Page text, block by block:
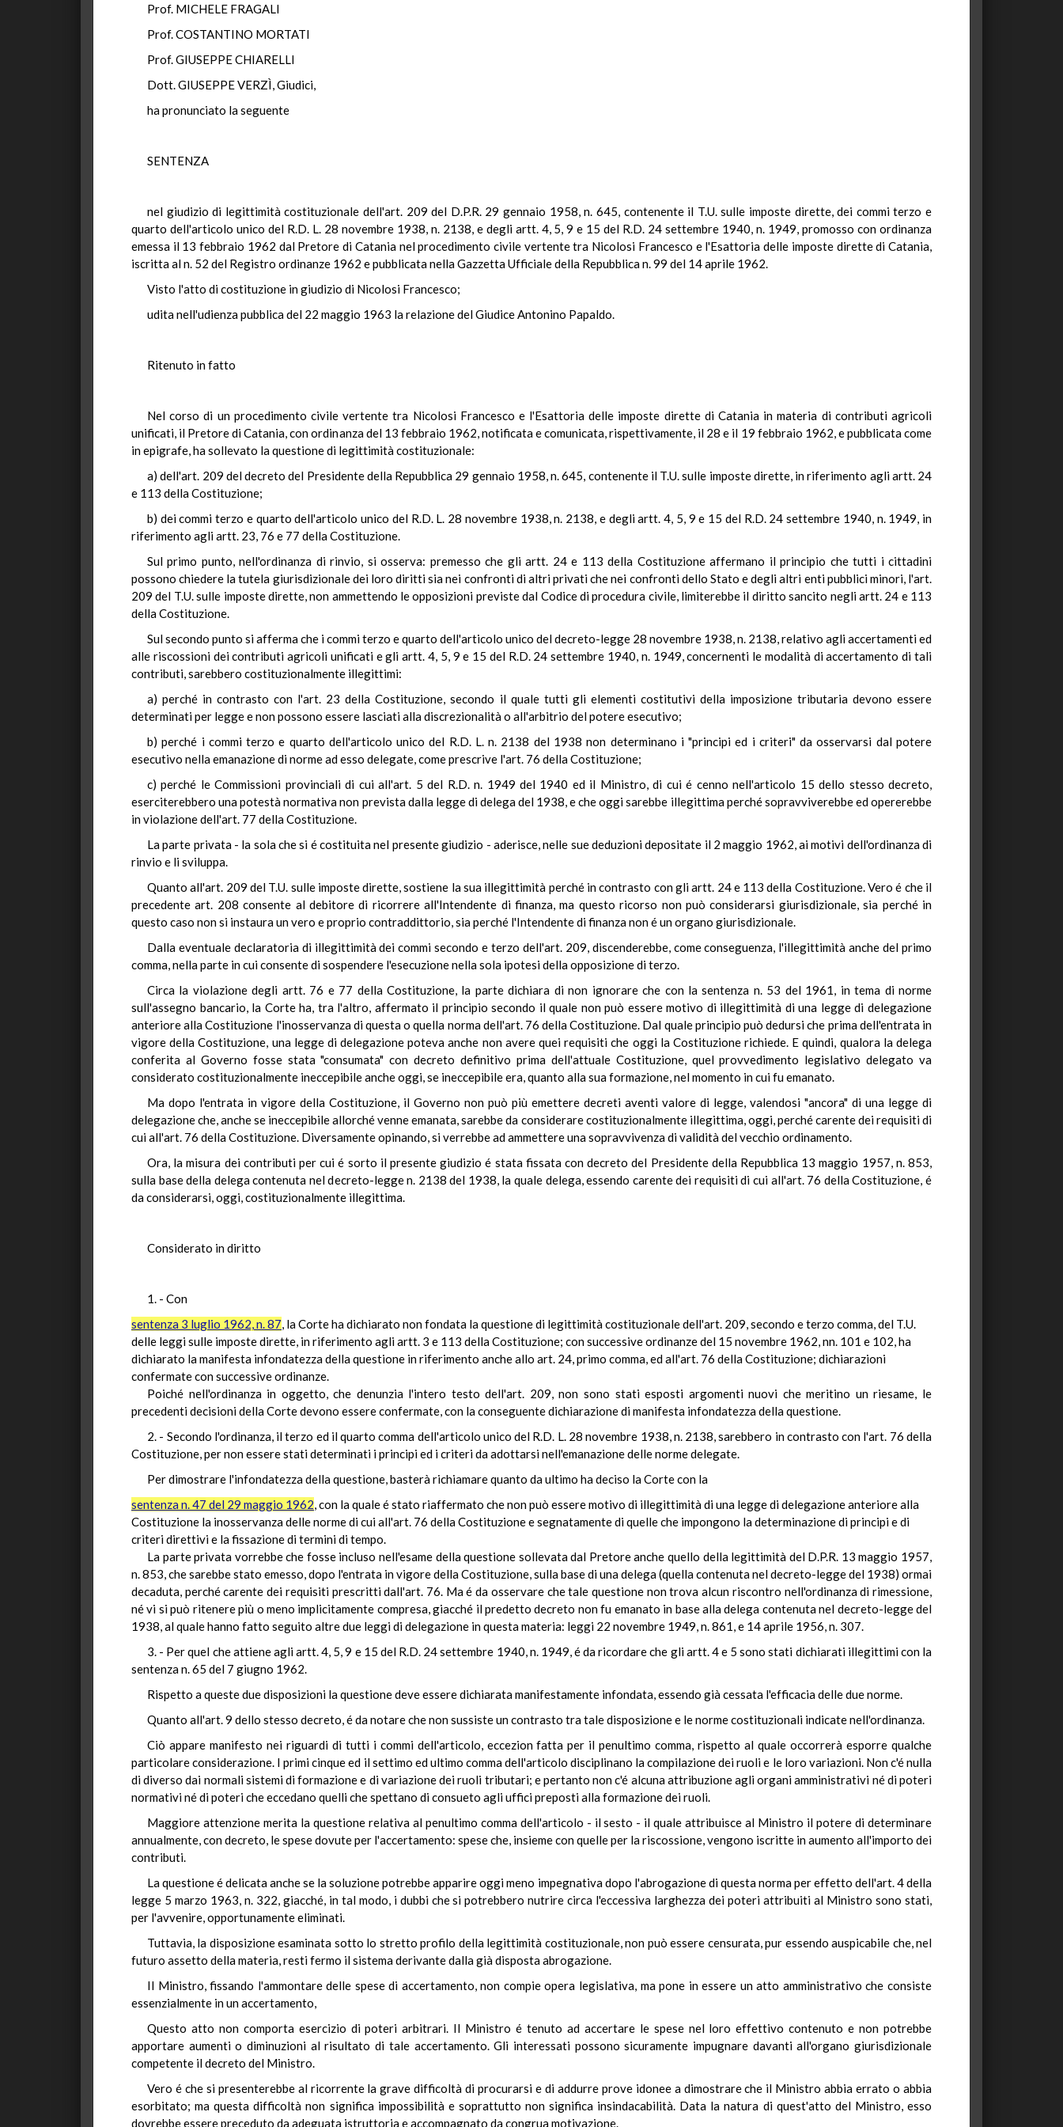
Prof. MICHELE FRAGALI
Prof. COSTANTINO MORTATI
Prof. GIUSEPPE CHIARELLI
Dott. GIUSEPPE VERZÌ, Giudici,
ha pronunciato la seguente
SENTENZA
nel giudizio di legittimità costituzionale dell'art. 209 del D.P.R. 29 gennaio 1958, n. 645, contenente il T.U. sulle imposte dirette, dei commi terzo e
quarto dell'articolo unico del R.D. L. 28 novembre 1938, n. 2138, e degli artt. 4, 5, 9 e 15 del R.D. 24 settembre 1940, n. 1949, promosso con ordinanza
emessa il 13 febbraio 1962 dal Pretore di Catania nel procedimento civile vertente tra Nicolosi Francesco e l'Esattoria delle imposte dirette di Catania,
iscritta al n. 52 del Registro ordinanze 1962 e pubblicata nella Gazzetta Ufficiale della Repubblica n. 99 del 14 aprile 1962.
Visto l'atto di costituzione in giudizio di Nicolosi Francesco;
udita nell'udienza pubblica del 22 maggio 1963 la relazione del Giudice Antonino Papaldo.
Ritenuto in fatto
Nel corso di un procedimento civile vertente tra Nicolosi Francesco e l'Esattoria delle imposte dirette di Catania in materia di contributi agricoli
unificati, il Pretore di Catania, con ordinanza del 13 febbraio 1962, notificata e comunicata, rispettivamente, il 28 e il 19 febbraio 1962, e pubblicata come
in epigrafe, ha sollevato la questione di legittimità costituzionale:
a) dell'art. 209 del decreto del Presidente della Repubblica 29 gennaio 1958, n. 645, contenente il T.U. sulle imposte dirette, in riferimento agli artt. 24
e 113 della Costituzione;
b) dei commi terzo e quarto dell'articolo unico del R.D. L. 28 novembre 1938, n. 2138, e degli artt. 4, 5, 9 e 15 del R.D. 24 settembre 1940, n. 1949, in
riferimento agli artt. 23, 76 e 77 della Costituzione.
Sul primo punto, nell'ordinanza di rinvio, si osserva: premesso che gli artt. 24 e 113 della Costituzione affermano il principio che tutti i cittadini
possono chiedere la tutela giurisdizionale dei loro diritti sia nei confronti di altri privati che nei confronti dello Stato e degli altri enti pubblici minori, l'art.
209 del T.U. sulle imposte dirette, non ammettendo le opposizioni previste dal Codice di procedura civile, limiterebbe il diritto sancito negli artt. 24 e 113
della Costituzione.
Sul secondo punto si afferma che i commi terzo e quarto dell'articolo unico del decreto-legge 28 novembre 1938, n. 2138, relativo agli accertamenti ed
alle riscossioni dei contributi agricoli unificati e gli artt. 4, 5, 9 e 15 del R.D. 24 settembre 1940, n. 1949, concernenti le modalità di accertamento di tali
contributi, sarebbero costituzionalmente illegittimi:
a) perché in contrasto con l'art. 23 della Costituzione, secondo il quale tutti gli elementi costitutivi della imposizione tributaria devono essere
determinati per legge e non possono essere lasciati alla discrezionalità o all'arbitrio del potere esecutivo;
b) perché i commi terzo e quarto dell'articolo unico del R.D. L. n. 2138 del 1938 non determinano i "principi ed i criteri" da osservarsi dal potere
esecutivo nella emanazione di norme ad esso delegate, come prescrive l'art. 76 della Costituzione;
c) perché le Commissioni provinciali di cui all'art. 5 del R.D. n. 1949 del 1940 ed il Ministro, di cui é cenno nell'articolo 15 dello stesso decreto,
eserciterebbero una potestà normativa non prevista dalla legge di delega del 1938, e che oggi sarebbe illegittima perché sopravviverebbe ed opererebbe
in violazione dell'art. 77 della Costituzione.
La parte privata - la sola che si é costituita nel presente giudizio - aderisce, nelle sue deduzioni depositate il 2 maggio 1962, ai motivi dell'ordinanza di
rinvio e li sviluppa.
Quanto all'art. 209 del T.U. sulle imposte dirette, sostiene la sua illegittimità perché in contrasto con gli artt. 24 e 113 della Costituzione. Vero é che il
precedente art. 208 consente al debitore di ricorrere all'Intendente di finanza, ma questo ricorso non può considerarsi giurisdizionale, sia perché in
questo caso non si instaura un vero e proprio contraddittorio, sia perché l'Intendente di finanza non é un organo giurisdizionale.
Dalla eventuale declaratoria di illegittimità dei commi secondo e terzo dell'art. 209, discenderebbe, come conseguenza, l'illegittimità anche del primo
comma, nella parte in cui consente di sospendere l'esecuzione nella sola ipotesi della opposizione di terzo.
Circa la violazione degli artt. 76 e 77 della Costituzione, la parte dichiara di non ignorare che con la sentenza n. 53 del 1961, in tema di norme
sull'assegno bancario, la Corte ha, tra l'altro, affermato il principio secondo il quale non può essere motivo di illegittimità di una legge di delegazione
anteriore alla Costituzione l'inosservanza di questa o quella norma dell'art. 76 della Costituzione. Dal quale principio può dedursi che prima dell'entrata in
vigore della Costituzione, una legge di delegazione poteva anche non avere quei requisiti che oggi la Costituzione richiede. E quindi, qualora la delega
conferita al Governo fosse stata "consumata" con decreto definitivo prima dell'attuale Costituzione, quel provvedimento legislativo delegato va
considerato costituzionalmente ineccepibile anche oggi, se ineccepibile era, quanto alla sua formazione, nel momento in cui fu emanato.
Ma dopo l'entrata in vigore della Costituzione, il Governo non può più emettere decreti aventi valore di legge, valendosi "ancora" di una legge di
delegazione che, anche se ineccepibile allorché venne emanata, sarebbe da considerare costituzionalmente illegittima, oggi, perché carente dei requisiti di
cui all'art. 76 della Costituzione. Diversamente opinando, si verrebbe ad ammettere una sopravvivenza di validità del vecchio ordinamento.
Ora, la misura dei contributi per cui é sorto il presente giudizio é stata fissata con decreto del Presidente della Repubblica 13 maggio 1957, n. 853,
sulla base della delega contenuta nel decreto-legge n. 2138 del 1938, la quale delega, essendo carente dei requisiti di cui all'art. 76 della Costituzione, é
da considerarsi, oggi, costituzionalmente illegittima.
Considerato in diritto
1. - Con
sentenza 3 luglio 1962, n. 87, la Corte ha dichiarato non fondata la questione di legittimità costituzionale dell'art. 209, secondo e terzo comma, del T.U.
delle leggi sulle imposte dirette, in riferimento agli artt. 3 e 113 della Costituzione; con successive ordinanze del 15 novembre 1962, nn. 101 e 102, ha
dichiarato la manifesta infondatezza della questione in riferimento anche allo art. 24, primo comma, ed all'art. 76 della Costituzione; dichiarazioni
confermate con successive ordinanze.
Poiché nell'ordinanza in oggetto, che denunzia l'intero testo dell'art. 209, non sono stati esposti argomenti nuovi che meritino un riesame, le
precedenti decisioni della Corte devono essere confermate, con la conseguente dichiarazione di manifesta infondatezza della questione.
2. - Secondo l'ordinanza, il terzo ed il quarto comma dell'articolo unico del R.D. L. 28 novembre 1938, n. 2138, sarebbero in contrasto con l'art. 76 della
Costituzione, per non essere stati determinati i principi ed i criteri da adottarsi nell'emanazione delle norme delegate.
Per dimostrare l'infondatezza della questione, basterà richiamare quanto da ultimo ha deciso la Corte con la
sentenza n. 47 del 29 maggio 1962, con la quale é stato riaffermato che non può essere motivo di illegittimità di una legge di delegazione anteriore alla
Costituzione la inosservanza delle norme di cui all'art. 76 della Costituzione e segnatamente di quelle che impongono la determinazione di principi e di
criteri direttivi e la fissazione di termini di tempo.
La parte privata vorrebbe che fosse incluso nell'esame della questione sollevata dal Pretore anche quello della legittimità del D.P.R. 13 maggio 1957,
n. 853, che sarebbe stato emesso, dopo l'entrata in vigore della Costituzione, sulla base di una delega (quella contenuta nel decreto-legge del 1938) ormai
decaduta, perché carente dei requisiti prescritti dall'art. 76. Ma é da osservare che tale questione non trova alcun riscontro nell'ordinanza di rimessione,
né vi si può ritenere più o meno implicitamente compresa, giacché il predetto decreto non fu emanato in base alla delega contenuta nel decreto-legge del
1938, al quale hanno fatto seguito altre due leggi di delegazione in questa materia: leggi 22 novembre 1949, n. 861, e 14 aprile 1956, n. 307.
3. - Per quel che attiene agli artt. 4, 5, 9 e 15 del R.D. 24 settembre 1940, n. 1949, é da ricordare che gli artt. 4 e 5 sono stati dichiarati illegittimi con la
sentenza n. 65 del 7 giugno 1962.
Rispetto a queste due disposizioni la questione deve essere dichiarata manifestamente infondata, essendo già cessata l'efficacia delle due norme.
Quanto all'art. 9 dello stesso decreto, é da notare che non sussiste un contrasto tra tale disposizione e le norme costituzionali indicate nell'ordinanza.
Ciò appare manifesto nei riguardi di tutti i commi dell'articolo, eccezion fatta per il penultimo comma, rispetto al quale occorrerà esporre qualche
particolare considerazione. I primi cinque ed il settimo ed ultimo comma dell'articolo disciplinano la compilazione dei ruoli e le loro variazioni. Non c'é nulla
di diverso dai normali sistemi di formazione e di variazione dei ruoli tributari; e pertanto non c'é alcuna attribuzione agli organi amministrativi né di poteri
normativi né di poteri che eccedano quelli che spettano di consueto agli uffici preposti alla formazione dei ruoli.
Maggiore attenzione merita la questione relativa al penultimo comma dell'articolo - il sesto - il quale attribuisce al Ministro il potere di determinare
annualmente, con decreto, le spese dovute per l'accertamento: spese che, insieme con quelle per la riscossione, vengono iscritte in aumento all'importo dei
contributi.
La questione é delicata anche se la soluzione potrebbe apparire oggi meno impegnativa dopo l'abrogazione di questa norma per effetto dell'art. 4 della
legge 5 marzo 1963, n. 322, giacché, in tal modo, i dubbi che si potrebbero nutrire circa l'eccessiva larghezza dei poteri attribuiti al Ministro sono stati,
per l'avvenire, opportunamente eliminati.
Tuttavia, la disposizione esaminata sotto lo stretto profilo della legittimità costituzionale, non può essere censurata, pur essendo auspicabile che, nel
futuro assetto della materia, resti fermo il sistema derivante dalla già disposta abrogazione.
Il Ministro, fissando l'ammontare delle spese di accertamento, non compie opera legislativa, ma pone in essere un atto amministrativo che consiste
essenzialmente in un accertamento,
Questo atto non comporta esercizio di poteri arbitrari. Il Ministro é tenuto ad accertare le spese nel loro effettivo contenuto e non potrebbe
apportare aumenti o diminuzioni al risultato di tale accertamento. Gli interessati possono sicuramente impugnare davanti all'organo giurisdizionale
competente il decreto del Ministro.
Vero é che si presenterebbe al ricorrente la grave difficoltà di procurarsi e di addurre prove idonee a dimostrare che il Ministro abbia errato o abbia
esorbitato; ma questa difficoltà non significa impossibilità e soprattutto non significa insindacabilità. Data la natura di quest'atto del Ministro, esso
dovrebbe essere preceduto da adeguata istruttoria e accompagnato da congrua motivazione.